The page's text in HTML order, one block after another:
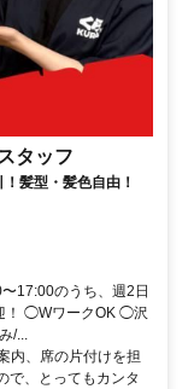
タッフ
髪型・髪色自由！
17:00のうち、週2日
！ ◯WワークOK ◯沢
/...
内、席の片付けを担
で、とってもカンタ